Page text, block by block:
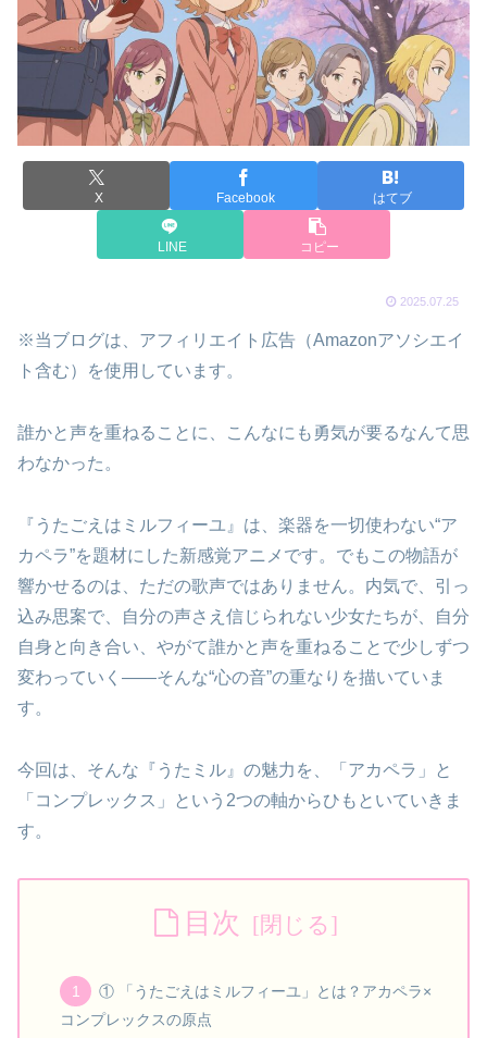
X Facebook はてブ
LINE コピー
2025.07.25
※当ブログは、アフィリエイト広告（Amazonアソシエイ
ト含む）を使用しています。
誰かと声を重ねることに、こんなにも勇気が要るなんて思
わなかった。
『うたごえはミルフィーユ』は、楽器を一切使わない“ア
カペラ”を題材にした新感覚アニメです。でもこの物語が
響かせるのは、ただの歌声ではありません。内気で、引っ
込み思案で、自分の声さえ信じられない少女たちが、自分
自身と向き合い、やがて誰かと声を重ねることで少しずつ
変わっていく——そんな“心の音”の重なりを描いていま
す。
今回は、そんな『うたミル』の魅力を、「アカペラ」と
「コンプレックス」という2つの軸からひもといていきま
す。
目次
① 「うたごえはミルフィーユ」とは？アカペラ×
コンプレックスの原点